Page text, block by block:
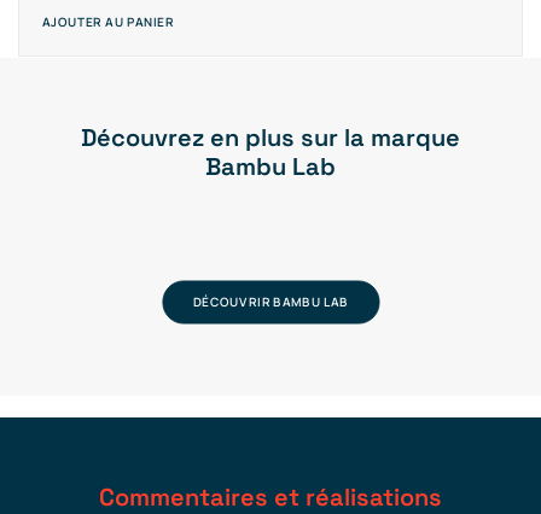
AJOUTER AU PANIER
Découvrez en plus sur la marque
Bambu Lab
DÉCOUVRIR BAMBU LAB
Commentaires et réalisations